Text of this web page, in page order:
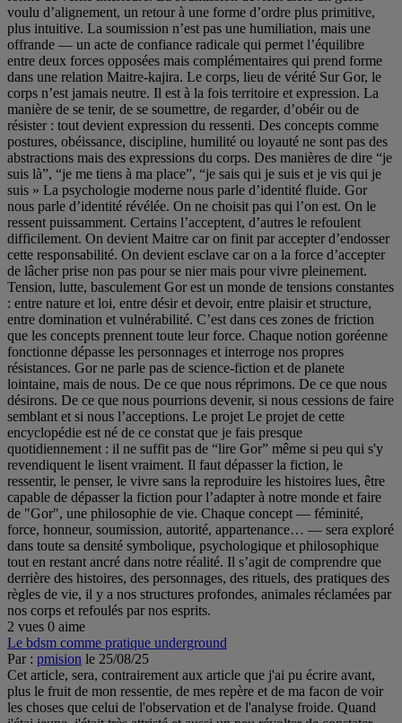
voulu d’alignement, un retour à une forme d’ordre plus primitive,
plus intuitive. La soumission n’est pas une humiliation, mais une
offrande — un acte de confiance radicale qui permet l’équilibre
entre deux forces opposées mais complémentaires qui prend forme
dans une relation Maitre-kajira. Le corps, lieu de vérité Sur Gor, le
corps n’est jamais neutre. Il est à la fois territoire et expression. La
manière de se tenir, de se soumettre, de regarder, d’obéir ou de
résister : tout devient expression du ressenti. Des concepts comme
postures, obéissance, discipline, humilité ou loyauté ne sont pas des
abstractions mais des expressions du corps. Des manières de dire “je
suis là”, “je me tiens à ma place”, “je sais qui je suis et je vis qui je
suis » La psychologie moderne nous parle d’identité fluide. Gor
nous parle d’identité révélée. On ne choisit pas qui l’on est. On le
ressent puissamment. Certains l’acceptent, d’autres le refoulent
difficilement. On devient Maitre car on finit par accepter d’endosser
cette responsabilité. On devient esclave car on a la force d’accepter
de lâcher prise non pas pour se nier mais pour vivre pleinement.
Tension, lutte, basculement Gor est un monde de tensions constantes
: entre nature et loi, entre désir et devoir, entre plaisir et structure,
entre domination et vulnérabilité. C’est dans ces zones de friction
que les concepts prennent toute leur force. Chaque notion goréenne
fonctionne dépasse les personnages et interroge nos propres
résistances. Gor ne parle pas de science-fiction et de planete
lointaine, mais de nous. De ce que nous réprimons. De ce que nous
désirons. De ce que nous pourrions devenir, si nous cessions de faire
semblant et si nous l’acceptions. Le projet Le projet de cette
encyclopédie est né de ce constat que je fais presque
quotidiennement : il ne suffit pas de “lire Gor” même si peu qui s'y
revendiquent le lisent vraiment. Il faut dépasser la fiction, le
ressentir, le penser, le vivre sans la reproduire les histoires lues, être
capable de dépasser la fiction pour l’adapter à notre monde et faire
de "Gor", une philosophie de vie. Chaque concept — féminité,
force, honneur, soumission, autorité, appartenance… — sera exploré
dans toute sa densité symbolique, psychologique et philosophique
tout en restant ancré dans notre réalité. Il s’agit de comprendre que
derrière des histoires, des personnages, des rituels, des pratiques des
règles de vie, il y a nos structures profondes, animales réclamées par
nos corps et refoulés par nos esprits.
2 vues 0 aime
Le bdsm comme pratique underground
Par : pmision le 25/08/25
Cet article, sera, contrairement aux article que j'ai pu écrire avant,
plus le fruit de mon ressentie, de mes repère et de ma facon de voir
les choses que celui de l'observation et de l'analyse froide. Quand